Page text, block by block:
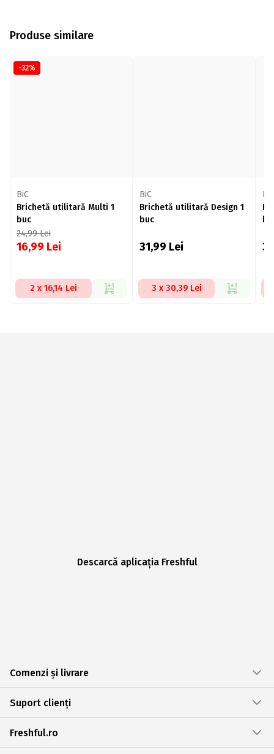
Produse similare
-32%
BiC
Brichetă utilitară Multi 1
buc
24,99Lei
16,99 Lei
2 x 16,14 Lei
BiC
Brichetă utilitară Design 1
buc
31,99 Lei
3 x 30,39 Lei
BiC
Descarcă aplicația Freshful
Comenzi și livrare
Suport clienți
Freshful.ro